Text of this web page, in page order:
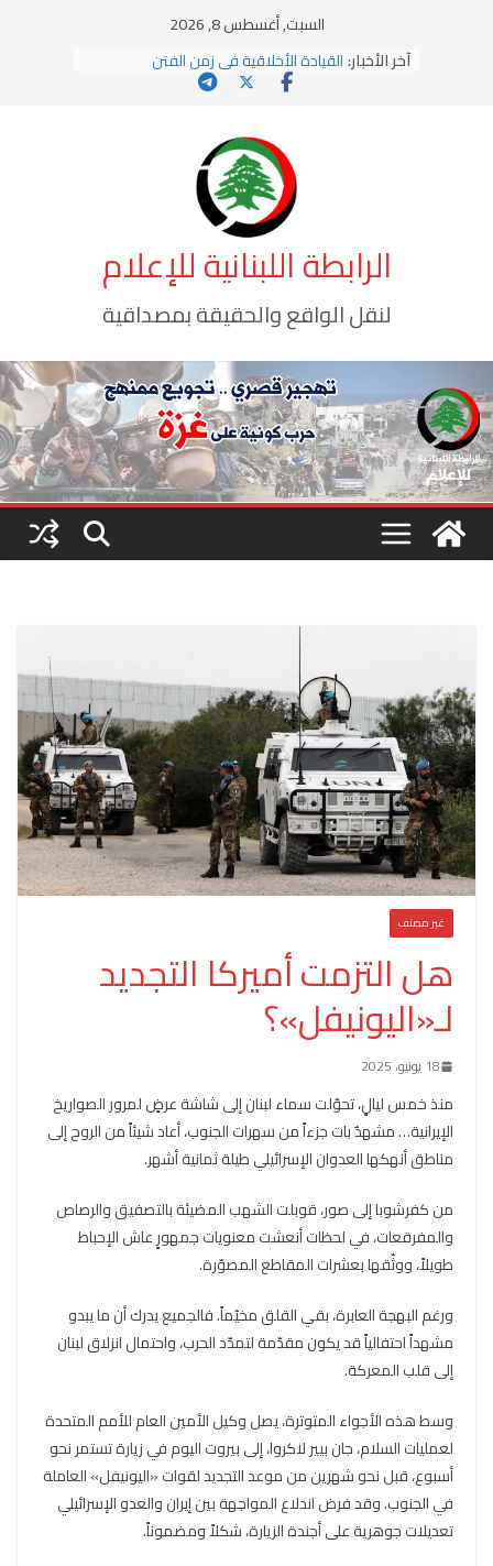
السبت, أغسطس 8, 2026
آخر الأخبار:القيادة الأخلاقية في زمن الفتن
الاستلاب الثقافي وتحديات الهوية الإسلامية
يومَ يَفيضُ العَرَقُ
الرابطة اللبنانية للإعلام
لنقل الواقع والحقيقة بمصداقية
غير مصنف
هل التزمت أميركا التجديد
لـ«اليونيفل»؟
18 يونيو، 2025
منذ خمس ليالٍ، تحوّلت سماء لبنان إلى شاشة عرضٍ لمرور الصواريخ
الإيرانية… مشهدٌ بات جزءاً من سهرات الجنوب، أعاد شيئاً من الروح إلى
مناطق أنهكها العدوان الإسرائيلي طيلة ثمانية أشهر.
من كفرشوبا إلى صور، قوبلت الشهب المضيئة بالتصفيق والرصاص
والمفرقعات، في لحظات أنعشت معنويات جمهورٍ عاش الإحباط
طويلاً، ووثّقها بعشرات المقاطع المصوّرة.
ورغم البهجة العابرة، بقي القلق مخيّماً. فالجميع يدرك أن ما يبدو
مشهداً احتفالياً قد يكون مقدّمة لتمدّد الحرب، واحتمال انزلاق لبنان
إلى قلب المعركة.
وسط هذه الأجواء المتوترة، يصل وكيل الأمين العام للأمم المتحدة
لعمليات السلام، جان بيير لاكروا، إلى بيروت اليوم في زيارة تستمر نحو
أسبوع، قبل نحو شهرين من موعد التجديد لقوات «اليونيفل» العاملة
في الجنوب. وقد فرض اندلاع المواجهة بين إيران والعدو الإسرائيلي
تعديلات جوهرية على أجندة الزيارة، شكلاً ومضموناً.